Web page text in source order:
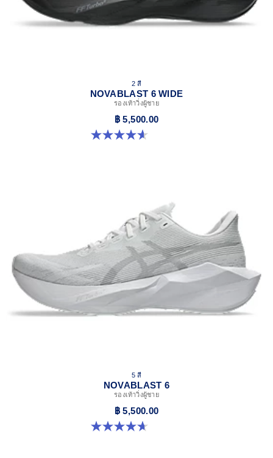
2 สี
NOVABLAST 6 WIDE
รองเท้าวิ่งผู้ชาย
฿ 5,500.00
4.6 จาก 5 ดาว 10 รีวิว
5 สี
NOVABLAST 6
รองเท้าวิ่งผู้ชาย
฿ 5,500.00
4.6 จาก 5 ดาว 134 รีวิว